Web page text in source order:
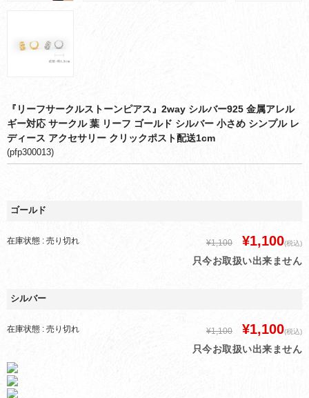
『リーフサークルストーンピアス』2way シルバー925 金属アレル
ギー対応 サークル 葉 リーフ ゴールド シルバー 小さめ シンプル レ
ディース アクセサリー クリックポスト配送1cm
(pfp300013)
ゴールド
在庫状態 : 売り切れ ¥1,100 ¥1,100(税込)
只今お取扱い出来ません
シルバー
在庫状態 : 売り切れ ¥1,100 ¥1,100(税込)
只今お取扱い出来ません